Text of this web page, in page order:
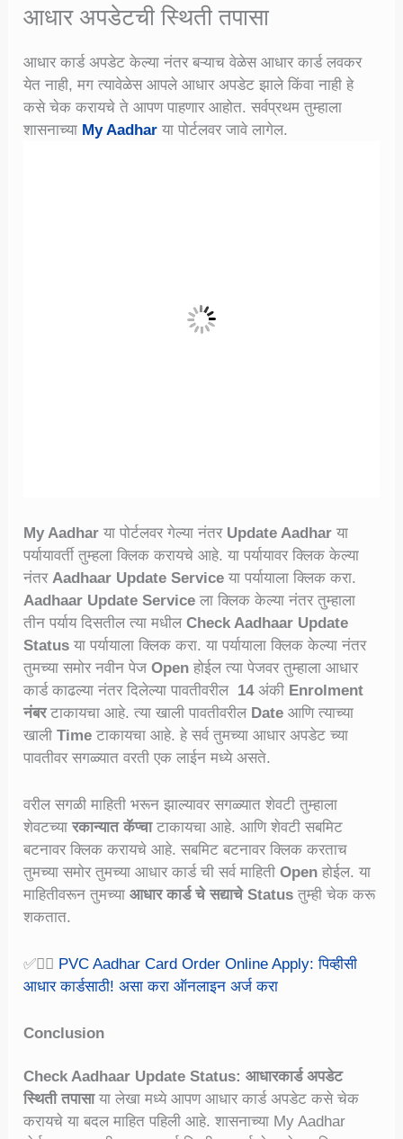
आधार अपडेटची स्थिती तपासा
आधार कार्ड अपडेट केल्या नंतर बऱ्याच वेळेस आधार कार्ड लवकर
येत नाही, मग त्यावेळेस आपले आधार अपडेट झाले किंवा नाही हे
कसे चेक करायचे ते आपण पाहणार आहोत. सर्वप्रथम तुम्हाला
शासनाच्या My Aadhar या पोर्टलवर जावे लागेल.
My Aadhar या पोर्टलवर गेल्या नंतर Update Aadhar या
पर्यायावर्ती तुम्हला क्लिक करायचे आहे. या पर्यायावर क्लिक केल्या
नंतरAadhaar Update Service या पर्यायाला क्लिक करा.
Aadhaar Update Service ला क्लिक केल्या नंतर तुम्हाला
तीन पर्याय दिसतील त्या मधीलCheck Aadhaar Update
Status या पर्यायाला क्लिक करा. या पर्यायाला क्लिक केल्या नंतर
तुमच्या समोर नवीन पेज Open होईल त्या पेजवर तुम्हाला आधार
कार्ड काढल्या नंतर दिलेल्या पावतीवरील 14अंकी Enrolment
नंबरटाकायचा आहे. त्या खाली पावतीवरील Date आणि त्याच्या
खालीTime टाकायचा आहे. हे सर्व तुमच्या आधार अपडेट च्या
पावतीवर सगळ्यात वरती एक लाईन मध्ये असते.
वरील सगळी माहिती भरून झाल्यावर सगळ्यात शेवटी तुम्हाला
शेवटच्यारकान्यात कॅप्चाटाकायचा आहे. आणि शेवटी सबमिट
बटनावर क्लिक करायचे आहे. सबमिट बटनावर क्लिक करताच
तुमच्या समोर तुमच्या आधार कार्ड ची सर्व माहितीOpen होईल. या
माहितीवरून तुमच्याआधार कार्ड चे सद्याचे Status तुम्ही चेक करू
शकतात.
✅👉🏻 PVC Aadhar Card Order Online Apply: पिव्हीसी
आधार कार्डसाठी! असा करा ऑनलाइन अर्ज करा
Conclusion
Check Aadhaar Update Status: आधारकार्ड अपडेट
स्थिती तपासाया लेखा मध्ये आपण आधार कार्ड अपडेट कसे चेक
करायचे या बदल माहित पहिली आहे. शासनाच्या My Aadhar